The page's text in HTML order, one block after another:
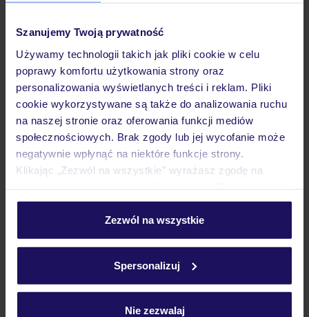
Szanujemy Twoją prywatność
Używamy technologii takich jak pliki cookie w celu
poprawy komfortu użytkowania strony oraz
personalizowania wyświetlanych treści i reklam. Pliki
cookie wykorzystywane są także do analizowania ruchu
na naszej stronie oraz oferowania funkcji mediów
społecznościowych. Brak zgody lub jej wycofanie może
negatywnie wpłynąć na niektóre funkcje strony.
Klikając „Zezwól na wszystkie” wyrażasz zgodę na
personalizować swój wybór wchodząc w zakładkę
Szczegółowe informacje o plikach cookie znajdziesz
Zezwól na wszystkie
Spersonalizuj
Nie zezwalaj
Wyżywienie
Atrakcje
Ważne informacje
Czy w Hotelu będzie przedstawiciel TUI?
Na jakiej podstawie i gdzie otrzymam karty